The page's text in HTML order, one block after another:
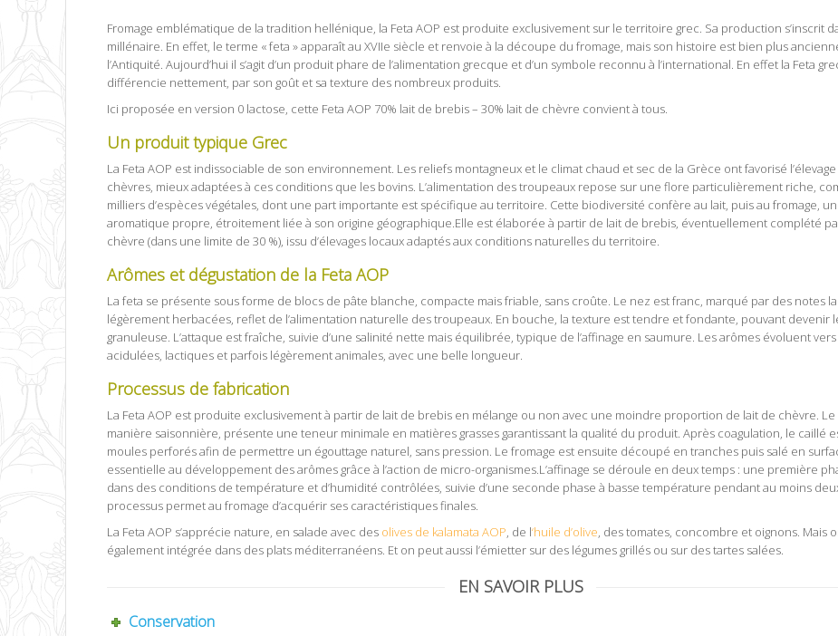
Fromage emblématique de la tradition hellénique, la Feta AOP est produite exclusivement sur le territoire grec. Sa production s’inscrit
millénaire. En effet, le terme « feta » apparaît au XVIIe siècle et renvoie à la découpe du fromage, mais son histoire est bien plus
l’Antiquité. Aujourd’hui il s’agit d’un produit phare de l’alimentation grecque et d’un symbole reconnu à l’international. En effet la Feta
différencie nettement, par son goût et sa texture des nombreux produits.
Ici proposée en version 0 lactose, cette Feta AOP 70% lait de brebis – 30% lait de chèvre convient à tous.
Un produit typique Grec
La Feta AOP est indissociable de son environnement. Les reliefs montagneux et le climat chaud et sec de la Grèce ont favorisé
chèvres, mieux adaptées à ces conditions que les bovins. L’alimentation des troupeaux repose sur une flore particulièrement riche,
milliers d’espèces végétales, dont une part importante est spécifique au territoire. Cette biodiversité confère au lait, puis au fromage,
aromatique propre, étroitement liée à son origine géographique.Elle est élaborée à partir de lait de brebis, éventuellement complété
chèvre (dans une limite de 30 %), issu d’élevages locaux adaptés aux conditions naturelles du territoire.
Arômes et dégustation de la Feta AOP
La feta se présente sous forme de blocs de pâte blanche, compacte mais friable, sans croûte. Le nez est franc, marqué par des notes
légèrement herbacées, reflet de l’alimentation naturelle des troupeaux. En bouche, la texture est tendre et fondante, pouvant devenir
granuleuse. L’attaque est fraîche, suivie d’une salinité nette mais équilibrée, typique de l’affinage en saumure. Les arômes évoluent
acidulées, lactiques et parfois légèrement animales, avec une belle longueur.
Processus de fabrication
La Feta AOP est produite exclusivement à partir de lait de brebis en mélange ou non avec une moindre proportion de lait de chèvre.
manière saisonnière, présente une teneur minimale en matières grasses garantissant la qualité du produit. Après coagulation, le caillé
moules perforés afin de permettre un égouttage naturel, sans pression. Le fromage est ensuite découpé en tranches puis salé en
essentielle au développement des arômes grâce à l’action de micro-organismes.L’affinage se déroule en deux temps : une première
dans des conditions de température et d’humidité contrôlées, suivie d’une seconde phase à basse température pendant au moins
processus permet au fromage d’acquérir ses caractéristiques finales.
La Feta AOP s’apprécie nature, en salade avec des olives de kalamata AOP, de l‘huile d’olive, des tomates, concombre et oignons. Mais
également intégrée dans des plats méditerranéens. Et on peut aussi l’émietter sur des légumes grillés ou sur des tartes salées.
EN SAVOIR PLUS
Conservation